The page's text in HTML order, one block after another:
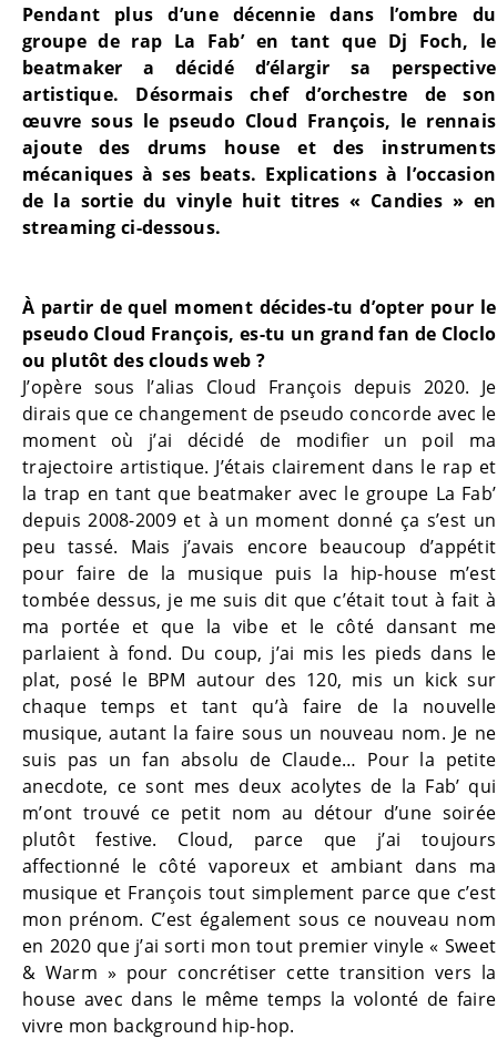
Pendant plus d’une décennie dans l’ombre du
groupe de rap La Fab’ en tant que Dj Foch, le
beatmaker a décidé d’élargir sa perspective
artistique. Désormais chef d’orchestre de son
œuvre sous le pseudo Cloud François, le rennais
ajoute des drums house et des instruments
mécaniques à ses beats. Explications à l’occasion
de la sortie du vinyle huit titres « Candies » en
streaming ci-dessous.
À partir de quel moment décides-tu d’opter pour le
pseudo Cloud François, es-tu un grand fan de Cloclo
ou plutôt des clouds web ?
J’opère sous l’alias Cloud François depuis 2020. Je
dirais que ce changement de pseudo concorde avec le
moment où j’ai décidé de modifier un poil ma
trajectoire artistique. J’étais clairement dans le rap et
la trap en tant que beatmaker avec le groupe La Fab’
depuis 2008-2009 et à un moment donné ça s’est un
peu tassé. Mais j’avais encore beaucoup d’appétit
pour faire de la musique puis la hip-house m’est
tombée dessus, je me suis dit que c’était tout à fait à
ma portée et que la vibe et le côté dansant me
parlaient à fond. Du coup, j’ai mis les pieds dans le
plat, posé le BPM autour des 120, mis un kick sur
chaque temps et tant qu’à faire de la nouvelle
musique, autant la faire sous un nouveau nom. Je ne
suis pas un fan absolu de Claude… Pour la petite
anecdote, ce sont mes deux acolytes de la Fab’ qui
m’ont trouvé ce petit nom au détour d’une soirée
plutôt festive. Cloud, parce que j’ai toujours
affectionné le côté vaporeux et ambiant dans ma
musique et François tout simplement parce que c’est
mon prénom. C’est également sous ce nouveau nom
en 2020 que j’ai sorti mon tout premier vinyle « Sweet
& Warm » pour concrétiser cette transition vers la
house avec dans le même temps la volonté de faire
vivre mon background hip-hop.